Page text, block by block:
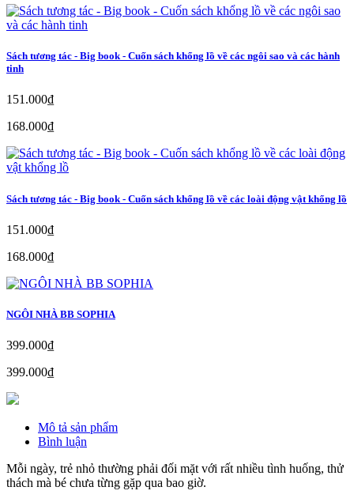
Sách tương tác - Big book - Cuốn sách khổng lồ về các ngôi sao và các hành
tinh
151.000₫
168.000₫
Sách tương tác - Big book - Cuốn sách khổng lồ về các loài động vật khổng lồ
151.000₫
168.000₫
NGÔI NHÀ BB SOPHIA
399.000₫
399.000₫
Mô tả sản phẩm
Bình luận
Mỗi ngày, trẻ nhỏ thường phải đối mặt với rất nhiều tình huống, thử
thách mà bé chưa từng gặp qua bao giờ.